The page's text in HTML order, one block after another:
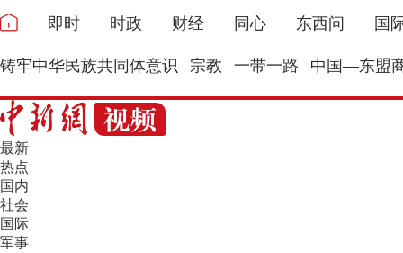
即时 时政 财经 同心 东西问 国
铸牢中华民族共同体意识 宗教 一带一路 中国—东盟
最新
热点
国内
社会
国际
军事